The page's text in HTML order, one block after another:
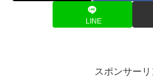
LINE
スポンサーリ